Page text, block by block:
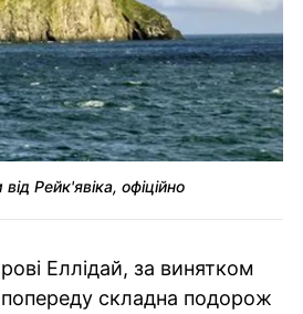
Рейк'явіка, офіційно
Еллідай, за винятком
складна подорож